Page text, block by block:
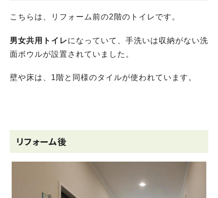
こちらは、リフォーム前の2階のトイレです。
男女共用トイレになっていて、手洗いは収納がない洗
面ボウルが設置されていました。
壁や床は、1階と同様のタイルが使われています。
リフォーム後